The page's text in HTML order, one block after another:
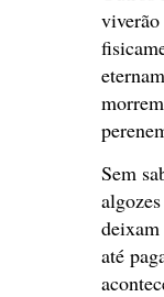
Sem
até